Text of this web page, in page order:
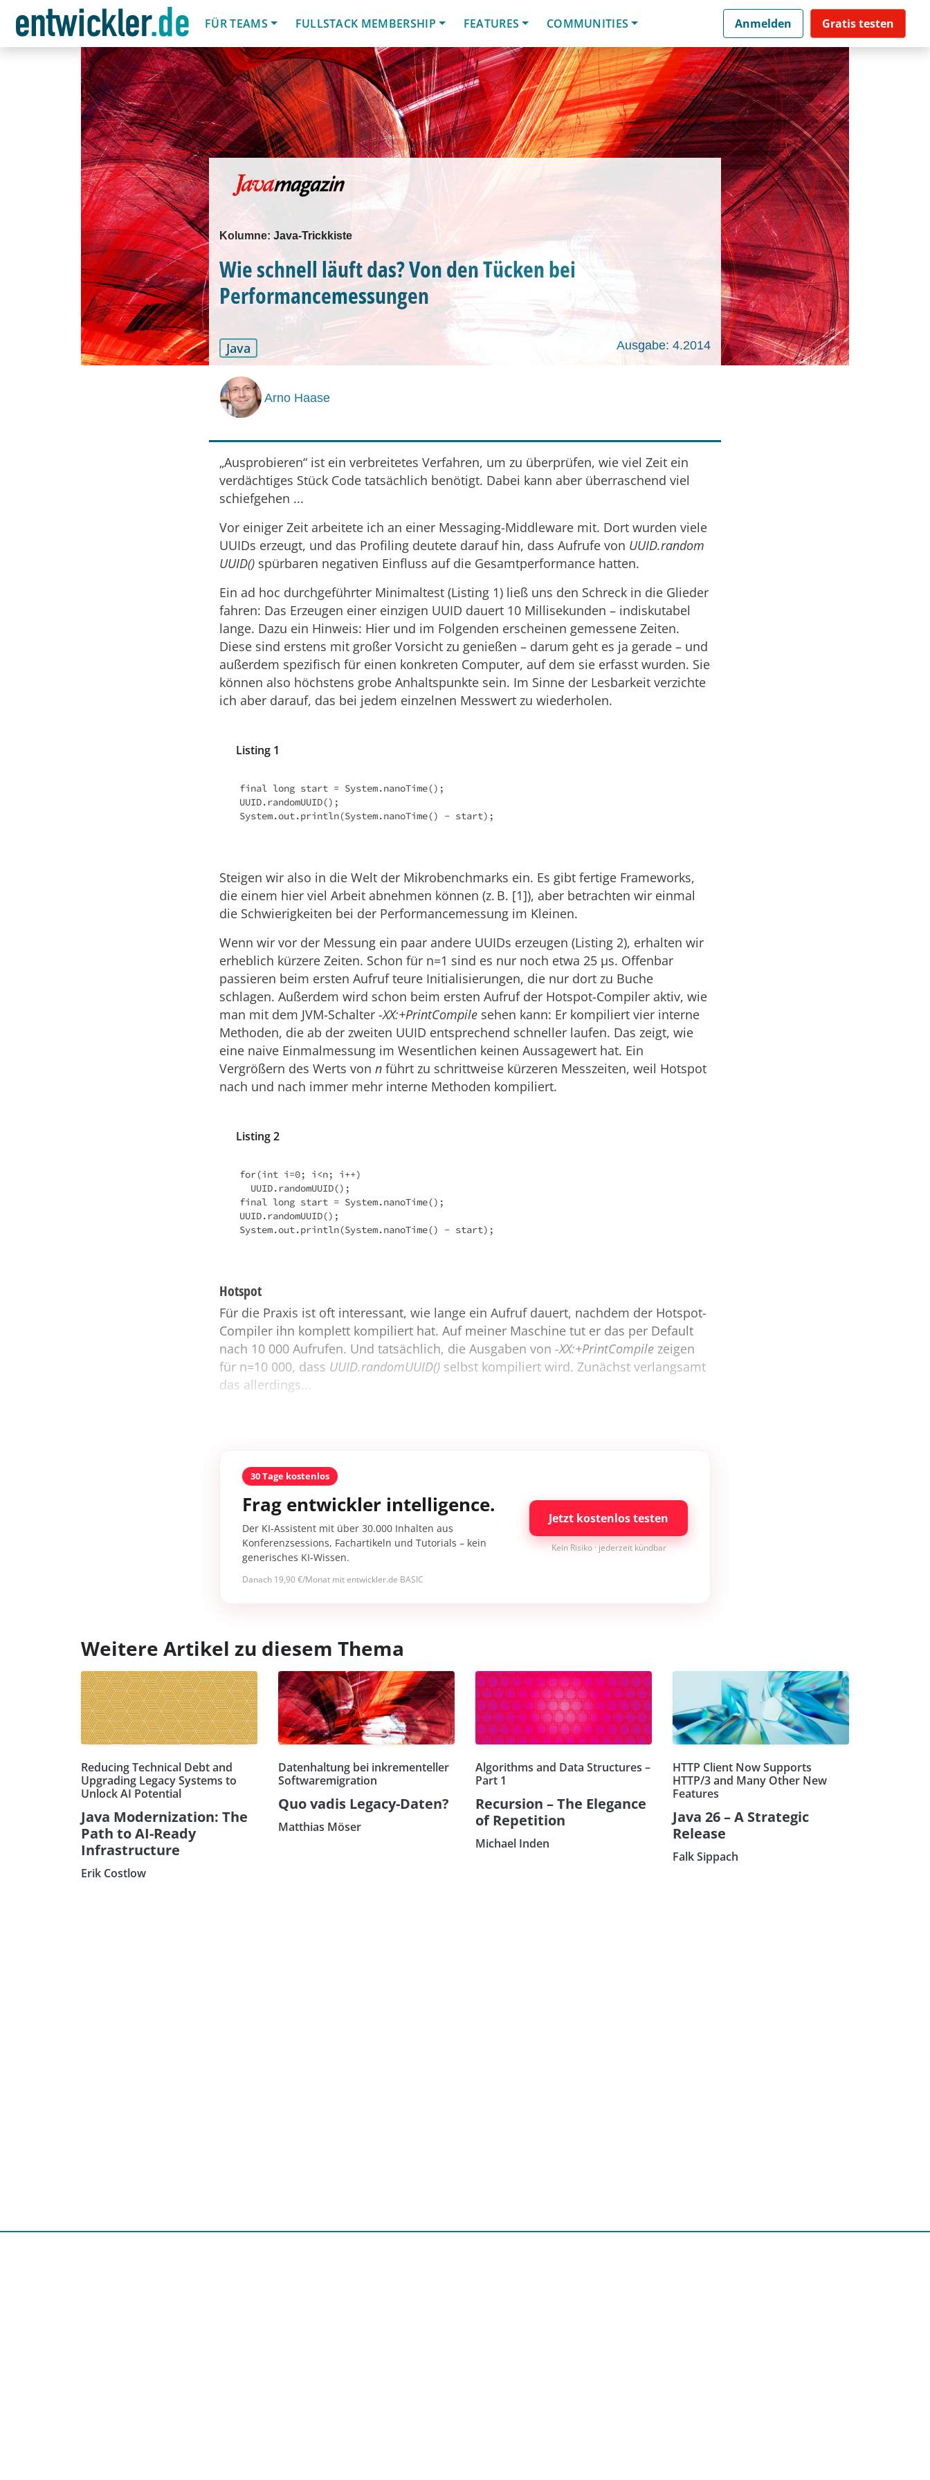
FÜR TEAMS
FULLSTACK MEMBERSHIP FEATURES COMMUNITIES Anmelden Gratis testen
Kolumne: Java-Trickkiste
Wie schnell läuft das? Von den Tücken bei
Performancemessungen
Java Ausgabe: 4.2014
Arno Haase
„Ausprobieren“ ist ein verbreitetes Verfahren, um zu überprüfen, wie viel Zeit ein
verdächtiges Stück Code tatsächlich benötigt. Dabei kann aber überraschend viel
schiefgehen ...
Vor einiger Zeit arbeitete ich an einer Messaging-Middleware mit. Dort wurden viele
UUIDs erzeugt, und das Profiling deutete darauf hin, dass Aufrufe von UUID.random
UUID() spürbaren negativen Einfluss auf die Gesamtperformance hatten.
Ein ad hoc durchgeführter Minimaltest (Listing 1) ließ uns den Schreck in die Glieder
fahren: Das Erzeugen einer einzigen UUID dauert 10 Millisekunden – indiskutabel
lange. Dazu ein Hinweis: Hier und im Folgenden erscheinen gemessene Zeiten.
Diese sind erstens mit großer Vorsicht zu genießen – darum geht es ja gerade – und
außerdem spezifisch für einen konkreten Computer, auf dem sie erfasst wurden. Sie
können also höchstens grobe Anhaltspunkte sein. Im Sinne der Lesbarkeit verzichte
ich aber darauf, das bei jedem einzelnen Messwert zu wiederholen.
Listing 1
final long start = System.nanoTime();
UUID.randomUUID();
System.out.println(System.nanoTime() - start);
Steigen wir also in die Welt der Mikrobenchmarks ein. Es gibt fertige Frameworks,
die einem hier viel Arbeit abnehmen können (z. B. [1]), aber betrachten wir einmal
die Schwierigkeiten bei der Performancemessung im Kleinen.
Wenn wir vor der Messung ein paar andere UUIDs erzeugen (Listing 2), erhalten wir
erheblich kürzere Zeiten. Schon für n=1 sind es nur noch etwa 25 µs. Offenbar
passieren beim ersten Aufruf teure Initialisierungen, die nur dort zu Buche
schlagen. Außerdem wird schon beim ersten Aufruf der Hotspot-Compiler aktiv, wie
man mit dem JVM-Schalter -XX:+PrintCompile sehen kann: Er kompiliert vier interne
Methoden, die ab der zweiten UUID entsprechend schneller laufen. Das zeigt, wie
eine naive Einmalmessung im Wesentlichen keinen Aussagewert hat. Ein
Vergrößern des Werts von n führt zu schrittweise kürzeren Messzeiten, weil Hotspot
nach und nach immer mehr interne Methoden kompiliert.
Listing 2
for(int i=0; i<n; i++)
final long start = System.nanoTime();
UUID.randomUUID();
System.out.println(System.nanoTime() - start);
Hotspot
Für die Praxis ist oft interessant, wie lange ein Aufruf dauert, nachdem der Hotspot-
Compiler ihn komplett kompiliert hat. Auf meiner Maschine tut er das per Default
nach 10 000 Aufrufen. Und tatsächlich, die Ausgaben von -XX:+PrintCompile zeigen
für n=10 000, dass UUID.randomUUID() selbst kompiliert wird. Zunächst verlangsamt
das allerdings...
30 Tage kostenlos
Frag entwickler intelligence.
Der KI-Assistent mit über 30.000 Inhalten aus
Konferenzsessions, Fachartikeln und Tutorials – kein
generisches KI-Wissen.
Danach 19,90 €/Monat mit entwickler.de BASIC
Jetzt kostenlos testen
Kein Risiko · jederzeit kündbar
Weitere Artikel zu diesem Thema
Reducing Technical Debt and
Upgrading Legacy Systems to
Unlock AI Potential
Java Modernization: The
Path to AI-Ready
Infrastructure
Erik Costlow
Datenhaltung bei inkrementeller
Softwaremigration
Quo vadis Legacy-Daten?
Matthias Möser
Algorithms and Data Structures –
Part 1
Recursion – The Elegance
of Repetition
Michael Inden
HTTP Client Now Supports
HTTP/3 and Many Other New
Features
Java 26 – A Strategic
Release
Falk Sippach